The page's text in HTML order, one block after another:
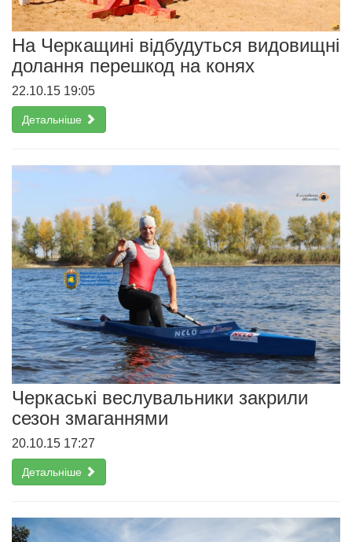
На Черкащині відбудуться видовищні
долання перешкод на конях
22.10.15 19:05
Детальніше
Черкаські веслувальники закрили
сезон змаганнями
20.10.15 17:27
Детальніше